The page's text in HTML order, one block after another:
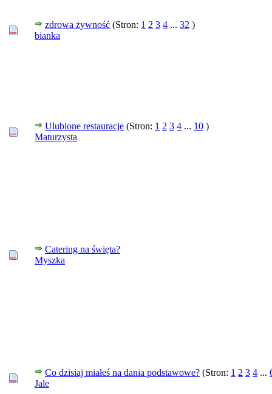
zdrowa żywność (Stron: 1 2 3 4 ... 32 )
bianka
Ulubione restauracje (Stron: 1 2 3 4 ... 10 )
Maturzysta
Catering na święta?
Myszka
Co dzisiaj miałeś na dania podstawowe? (Stron: 1 2 3 4 ...
Jale